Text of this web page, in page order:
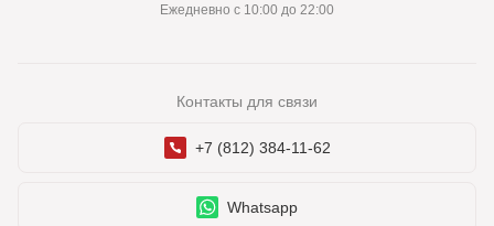
Ежедневно с 10:00 до 22:00
Контакты для связи
+7 (812) 384-11-62
Whatsapp